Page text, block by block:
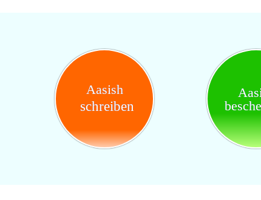
Aasish
schreiben